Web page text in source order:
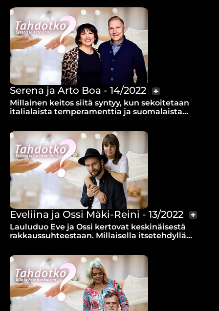
Serena ja Arto Boa - 14/2022
Millainen keitos siitä syntyy, kun sekoitetaan
italialaista temperamenttia ja suomalaista
Eveliina ja Ossi Mäki-Reini - 13/2022
Lauluduo Eve ja Ossi kertovat keskinäisestä
rakkaussuhteestaan. Millaisella itsetehdyllä